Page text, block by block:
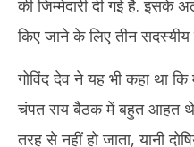
की जिम्मेदारी दी गई है. इसके
किए जाने के लिए तीन सदस्यीय
गोविंद देव ने यह भी कहा था
चंपत राय बैठक में बहुत आहत
तरह से नहीं हो जाता, यानी